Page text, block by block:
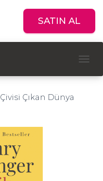
SATIN AL
Çivisi Çıkan Dünya